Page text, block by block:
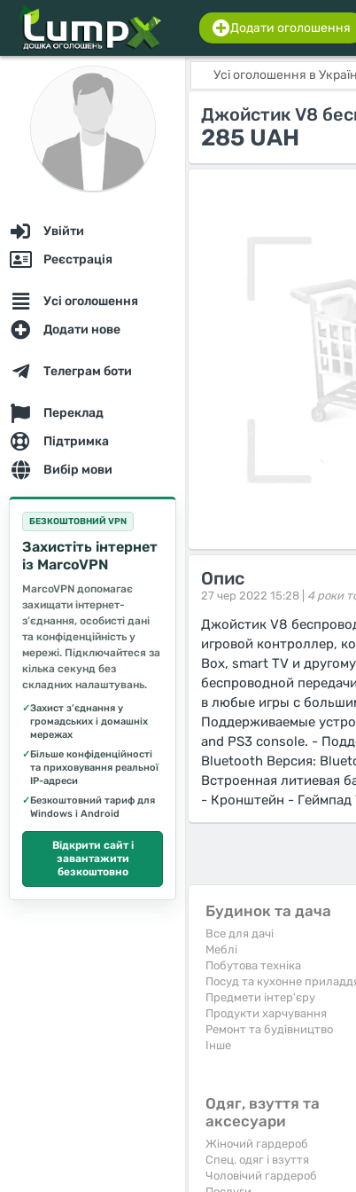
Додати оголошення
Увійти
Реєстрація
Усі оголошення
Додати нове
Телеграм боти
Переклад
Підтримка
Вибір мови
БЕЗКОШТОВНИЙ VPN
Захистіть інтернет
із MarcoVPN
MarcoVPN допомагає
захищати інтернет-
з’єднання, особисті дані
та конфіденційність у
мережі. Підключайтеся за
кілька секунд без
складних налаштувань.
✓Захист з’єднання у
громадських і домашніх
мережах
✓Більше конфіденційності
та приховування реальної
IP-адреси
✓Безкоштовний тариф для
Windows і Android
Відкрити сайт і
завантажити
безкоштовно
Усі оголошення в
Джойстик V8
285 UAH
Опис
27 чер 2022 15:28 | 4 роки
Джойстик V8
игровой контроллер,
Box, smart TV и
беспроводной
в любые игры с
Поддерживаемые
and PS3 console. -
Bluetooth Версия:
Встроенная литиевая
- Кронштейн - Геймпад
Будинок та дача
Все для дачі
Меблі
Побутова техніка
Посуд та кухонне
Предмети інтер'єру
Продукти харчування
Ремонт та будівництво
Iнше
Одяг, взуття та
аксесуари
Жіночий гардероб
Спец. одяг і взуття
Чоловічий гардероб